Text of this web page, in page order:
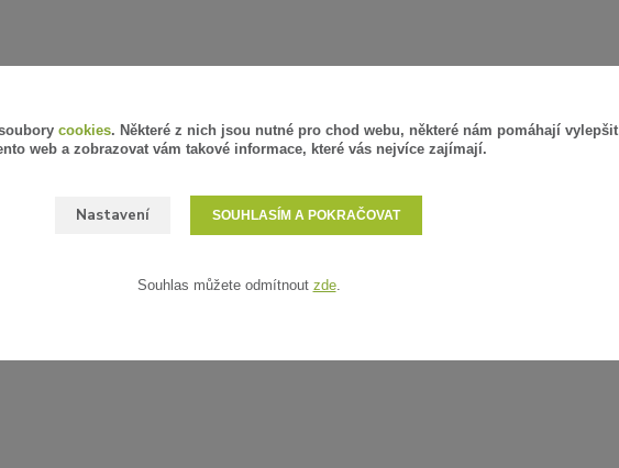
cookies. Některé z nich jsou nutné pro chod webu, některé nám pomáhají vylepšit
web a zobrazovat vám takové informace, které vás nejvíce zajímají.
Nastavení SOUHLASÍM A POKRAČOVAT
Souhlas můžete odmítnout zde.